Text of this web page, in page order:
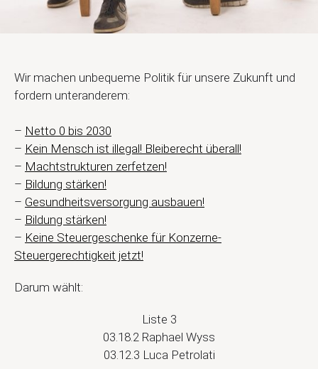
Wir machen unbequeme Politik für unsere Zukunft und
fordern unteranderem:
– Netto 0 bis 2030
– Kein Mensch ist illegal! Bleiberecht überall!
– Machtstrukturen zerfetzen!
– Bildung stärken!
– Gesundheitsversorgung ausbauen!
– Bildung stärken!
– Keine Steuergeschenke für Konzerne-
Steuergerechtigkeit jetzt!
Darum wählt:
Liste 3
03.18.2 Raphael Wyss
03.12.3 Luca Petrolati